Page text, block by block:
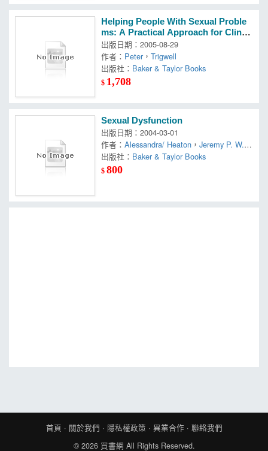
Helping People With Sexual Proble
ms: A Practical Approach for Clinici
ans
出版日期：2005-08-29
作者： Peter ，Trigwell
出版社： Baker & Taylor Books
$ 1,708
Sexual Dysfunction
出版日期：2004-03-01
作者：Alessandra/ Heaton ，Jeremy P. W.，
Plaut， S. Michael/ Graziottin
出版社： Baker & Taylor Books
$800
首頁 · 關於我們 · 隱私權政策 · 異業合作 · 聯絡我們
© 2026 買書網 All Rights Reserved.